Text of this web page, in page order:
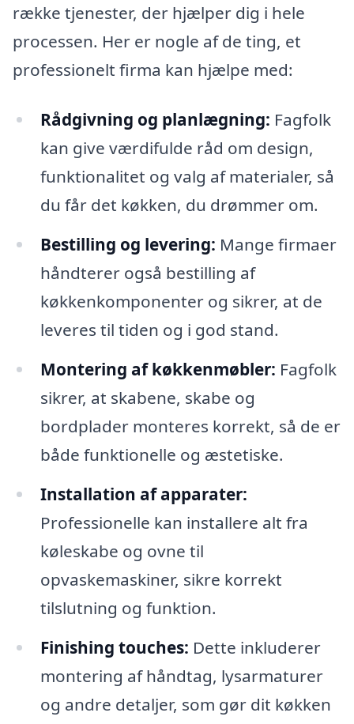
række tjenester, der hjælper dig i hele
processen. Her er nogle af de ting, et
professionelt firma kan hjælpe med:
Rådgivning og planlægning: Fagfolk
kan give værdifulde råd om design,
funktionalitet og valg af materialer, så
du får det køkken, du drømmer om.
Bestilling og levering: Mange firmaer
håndterer også bestilling af
køkkenkomponenter og sikrer, at de
leveres til tiden og i god stand.
Montering af køkkenmøbler: Fagfolk
sikrer, at skabene, skabe og
bordplader monteres korrekt, så de er
både funktionelle og æstetiske.
Installation af apparater:
Professionelle kan installere alt fra
køleskabe og ovne til
opvaskemaskiner, sikre korrekt
tilslutning og funktion.
Finishing touches: Dette inkluderer
montering af håndtag, lysarmaturer
og andre detaljer, som gør dit køkken